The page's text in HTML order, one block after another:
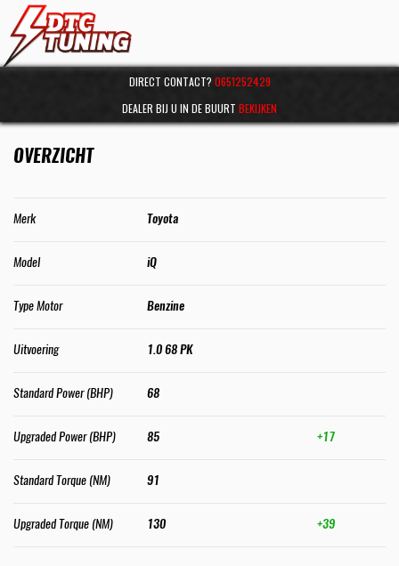
DIRECT CONTACT? 0651252429
DEALER BIJ U IN DE BUURT BEKIJKEN
OVERZICHT
Merk Toyota
Model iQ
Type Motor Benzine
Uitvoering 1.0 68 PK
Standard Power (BHP) 68
Upgraded Power (BHP) 85 +17
Standard Torque (NM) 91
Upgraded Torque (NM) 130 +39